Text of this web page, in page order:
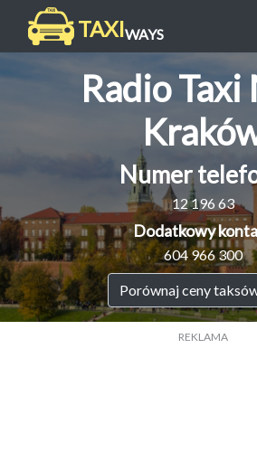
TAXIWAYS
Radio Taxi
Numer
12 196 63
Dodatkowy
604 966 300
Porównaj ceny
REKLAMA